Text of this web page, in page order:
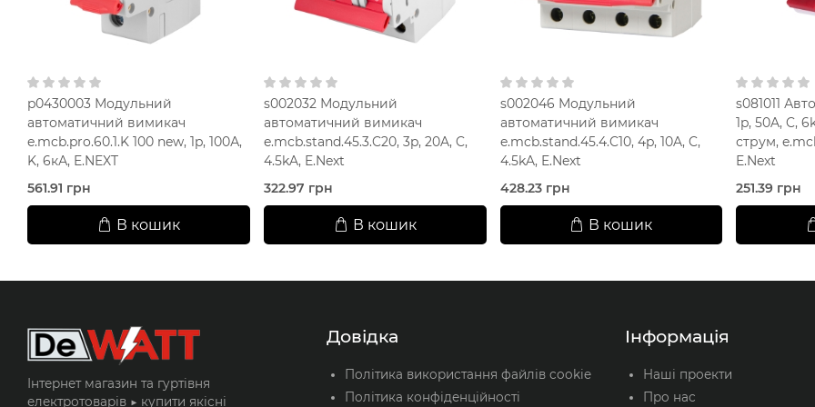
p0430003 Модульний
автоматичний вимикач
e.mcb.pro.60.1.K 100 new, 1p, 100А,
K, 6кА, E.NEXT
561.91 грн
В кошик
s002032 Модульний
автоматичний вимикач
e.mcb.stand.45.3.C20, 3p, 20A, C,
4.5kA, E.Next
322.97 грн
В кошик
s002046 Модульний
автоматичний вимикач
e.mcb.stand.45.4.C10, 4p, 10A, C,
4.5kA, E.Next
428.23 грн
В кошик
s081011
1p, 50A, C,
струм,
E.Next
251.39 грн
Інтернет магазин та гуртівня
електротоварів ▶️ купити якісні
Довідка
Політика використання файлів cookie
Політика конфіденційності
Інформація
Наші проекти
Про нас